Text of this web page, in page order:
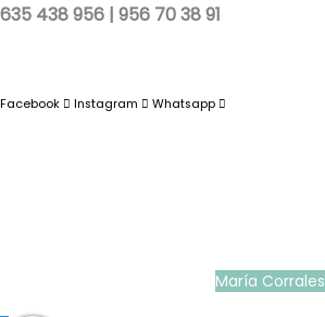
635 438 956 | 956 70 38 91
Facebook Instagram
Whatsapp
María Corrales